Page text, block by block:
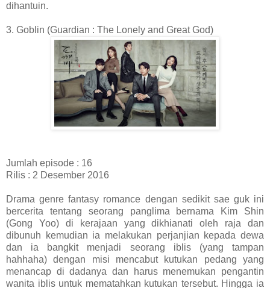
dihantuin.
3. Goblin (Guardian : The Lonely and Great God)
Jumlah episode : 16
Rilis : 2 Desember 2016
Drama genre fantasy romance dengan sedikit sae guk ini
bercerita tentang seorang panglima bernama Kim Shin
(Gong Yoo) di kerajaan yang dikhianati oleh raja dan
dibunuh kemudian ia melakukan perjanjian kepada dewa
dan ia bangkit menjadi seorang iblis (yang tampan
hahhaha) dengan misi mencabut kutukan pedang yang
menancap di dadanya dan harus menemukan pengantin
wanita iblis untuk mematahkan kutukan tersebut. Hingga ia